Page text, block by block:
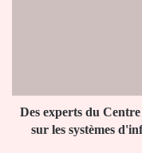
conclave
Lomé
Des experts du
sur les systèmes